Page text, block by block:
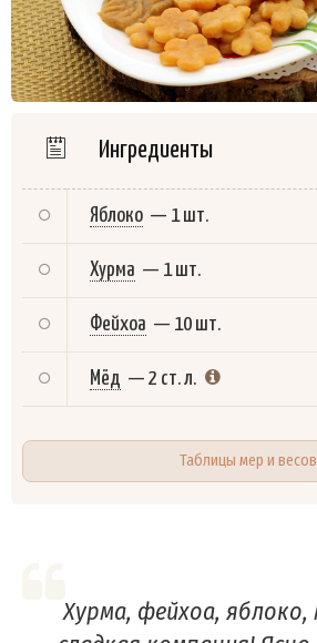
Ингредиенты
Яблоко — 1 шт.
Хурма — 1 шт.
Фейхоа — 10 шт.
Мёд — 2 ст. л.
Таблицы мер и весов
Хурма, фейхоа, яблоко,